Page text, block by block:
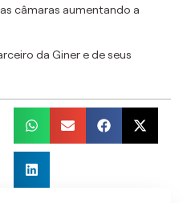
câmaras aumentando a
da Giner e de seus